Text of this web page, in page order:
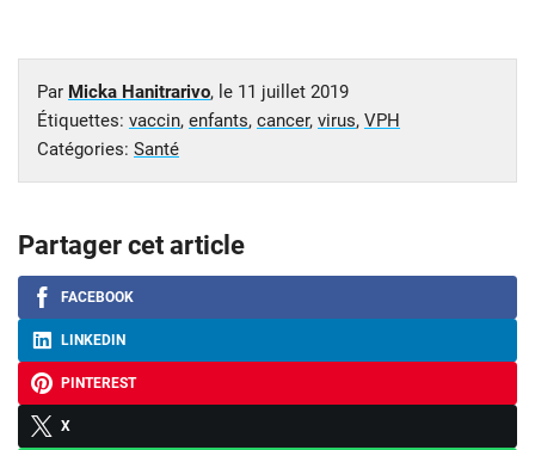
Par Micka Hanitrarivo, le 11 juillet 2019
Étiquettes: vaccin, enfants, cancer, virus, VPH
Catégories: Santé
Partager cet article
FACEBOOK
LINKEDIN
PINTEREST
X